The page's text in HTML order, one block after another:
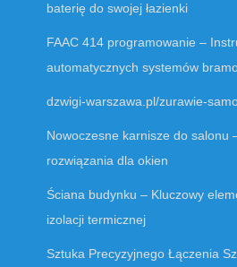
baterię do swojej łazienki
FAAC 414 programowanie –
automatycznych systemów
dzwigi-warszawa.pl/zurawie-
Nowoczesne karnisze do salonu
rozwiązania dla okien
Ściana budynku – Kluczowy
izolacji termicznej
Sztuka Precyzyjnego Łączenia